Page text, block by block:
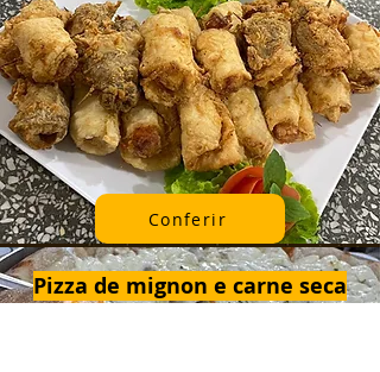
Conferir
Pizza de mignon e carne seca